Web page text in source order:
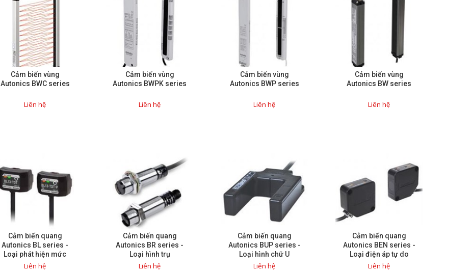
Cảm biến vùng
Autonics BWC series
Liên hệ
Cảm biến vùng
Autonics BWPK series
Liên hệ
Cảm biến vùng
Autonics BWP series
Liên hệ
Cảm biến vùng
Autonics BW series
Liên hệ
Cảm biến quang
Autonics BL series -
Loại phát hiện mức
chất lỏng
Liên hệ
Cảm biến quang
Autonics BR series -
Loại hình trụ
Liên hệ
Cảm biến quang
Autonics BUP series -
Loại hình chữ U
Liên hệ
Cảm biến quang
Autonics BEN series -
Loại điện áp tự do
Liên hệ